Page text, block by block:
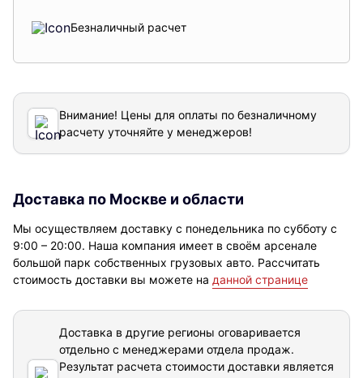
Безналичный расчет
Внимание! Цены для оплаты по безналичному
расчету уточняйте у менеджеров!
Доставка по Москве и области
Мы осуществляем доставку с понедельника по субботу с
9:00 – 20:00. Наша компания имеет в своём арсенале
большой парк собственных грузовых авто. Рассчитать
стоимость доставки вы можете на данной странице
Доставка в другие регионы оговаривается
отдельно с менеджерами отдела продаж.
Результат расчета стоимости доставки является